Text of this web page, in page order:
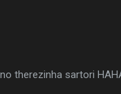
therezinha sartori